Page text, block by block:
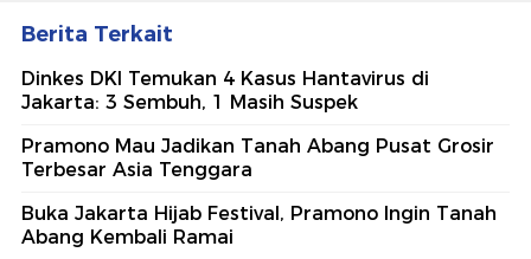
Berita Terkait
Dinkes DKI Temukan 4 Kasus Hantavirus di
Jakarta: 3 Sembuh, 1 Masih Suspek
Pramono Mau Jadikan Tanah Abang Pusat Grosir
Terbesar Asia Tenggara
Buka Jakarta Hijab Festival, Pramono Ingin Tanah
Abang Kembali Ramai